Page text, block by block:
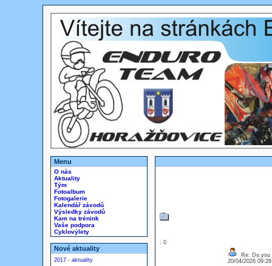
Menu
O nás
Aktuality
Tým
Fotoalbum
Fotogalerie
Kalendář závodů
Výsledky závodů
Kam na trénink
Vaše podpora
Cyklovýlety
Nové aktuality
2017 - aktuality
: 0
Re: Do you
20/04/2026